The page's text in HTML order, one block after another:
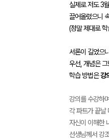
실제로 저도 3
끌어올렸으니
(정말 제대로
서론이 길었으
우선, 개념은
학습 방법은강
강의를 수강하
각 파트가 끝날
자신이 이해한
선생님께서 강